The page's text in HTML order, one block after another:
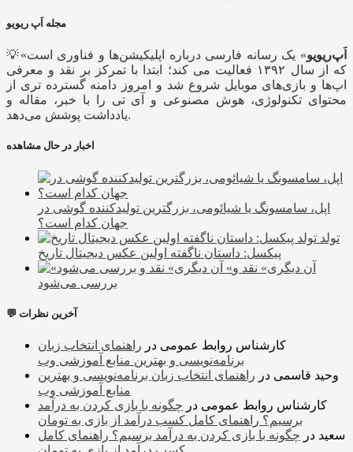
مجله اَپ ریویو
💡« اَپ‌ریویو» یک رسانه فارسی درباره اپلیکیشن‌ها و فناوری است
که از سال ۱۳۹۲ فعالیت می کند؛ ابتدا با تمرکز بر نقد و معرفی
اپ‌ها و بازی‌های موبایل شروع شد و امروز دامنه گسترده تری از
محتوای تکنولوژی، هوش مصنوعی و آی تی را با خبر، مقاله و
یادداشت پوشش می‌دهد.
اخبار در حال مشاهده
اپل، سامسونگ یا شیائومی، بزرگترین تولیدکننده گوشی در
جهان کدام است؟
تولد
پیکسل: داستان ناگفته اولین عکس دیجیتال تاریخ
«آن دیگری» نقد و
بررسی می‌شود
💬 آخرین نظرات
کارشناس روابط عمومی در راهنمای انتخاب زبان
برنامه‌نویسی و بهترین منابع آموزشی وب
وحید قاسمی در راهنمای انتخاب زبان برنامه‌نویسی و بهترین
منابع آموزشی وب
کارشناس روابط عمومی در چگونه با بازی کردن به درآمد
برسیم؟ راهنمای کامل کسب درآمد از بازی به تومان
سعید در چگونه با بازی کردن به درآمد برسیم؟ راهنمای کامل